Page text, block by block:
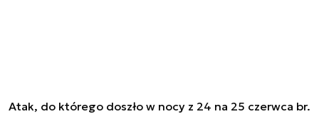
Atak, do którego doszło w nocy z 24 na 25 czerwca br.